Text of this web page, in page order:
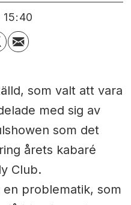
15:40
som valt att vara
med sig av
som det
årets kabaré
Club.
problematik, som